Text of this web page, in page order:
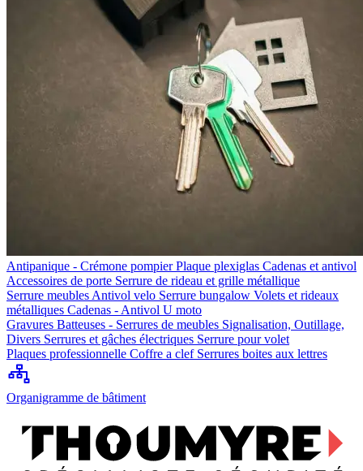
Antipanique - Crémone pompierPlaque plexiglas Cadenas et antivol
Accessoires de porte Serrure de rideau et grille métallique
Serrure meubles Antivol velo Serrure bungalow Volets et rideaux
métalliques Cadenas - Antivol U moto
Gravures Batteuses - Serrures de meubles Signalisation, Outillage,
Divers Serrures et gâches électriques Serrure pour volet
Plaques professionnelle Coffre a clef Serrures boites aux lettres
Organigramme de bâtiment